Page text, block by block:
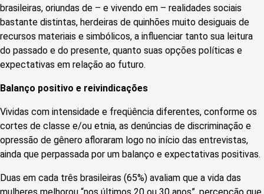
brasileiras, oriundas de – e vivendo em – realidades sociais
bastante distintas, herdeiras de quinhões muito desiguais de
recursos materiais e simbólicos, a influenciar tanto sua leitura
do passado e do presente, quanto suas opções políticas e
expectativas em relação ao futuro.
Balanço positivo e reivindicações
Vividas com intensidade e freqüência diferentes, conforme os
cortes de classe e/ou etnia, as denúncias de discriminação e
opressão de gênero afloraram logo no início das entrevistas,
ainda que perpassada por um balanço e expectativas positivas.
Duas em cada três brasileiras (65%) avaliam que a vida das